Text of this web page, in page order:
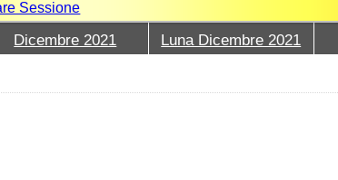
Sessione
Dicembre 2021 Luna Dicembre 2021